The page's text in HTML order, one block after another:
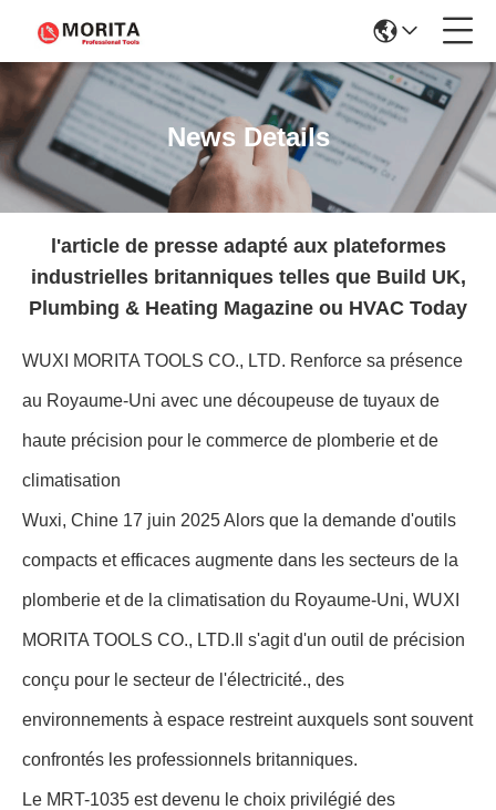
News Details
l'article de presse adapté aux plateformes
industrielles britanniques telles que Build UK,
Plumbing & Heating Magazine ou HVAC Today
WUXI MORITA TOOLS CO., LTD. Renforce sa présence
au Royaume-Uni avec une découpeuse de tuyaux de
haute précision pour le commerce de plomberie et de
climatisation
Wuxi, Chine 17 juin 2025 Alors que la demande d'outils
compacts et efficaces augmente dans les secteurs de la
plomberie et de la climatisation du Royaume-Uni, WUXI
MORITA TOOLS CO., LTD.Il s'agit d'un outil de précision
conçu pour le secteur de l'électricité., des
environnements à espace restreint auxquels sont souvent
confrontés les professionnels britanniques.
Le MRT-1035 est devenu le choix privilégié des